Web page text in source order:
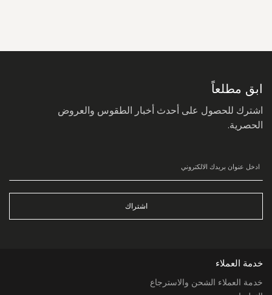
ابق مطلعاً
اشترك للحصول على أحدث أخبار الطقوس والعروض
الحصرية.
اشتراك
خدمة العملاء
خدمة العملاء الشحن والاسترجاع